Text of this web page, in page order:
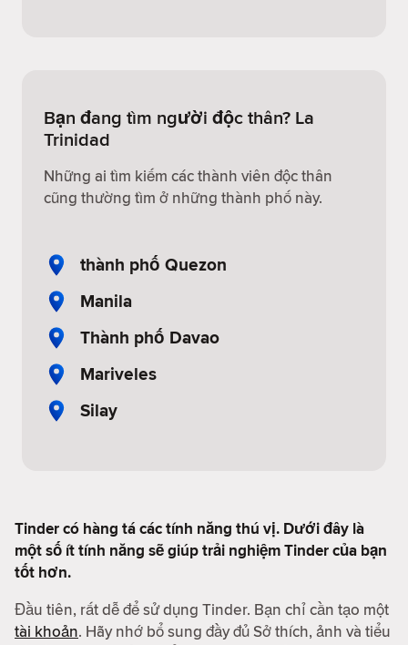
Bạn đang tìm người độc thân? La
Trinidad
Những ai tìm kiếm các thành viên độc thân
cũng thường tìm ở những thành phố này.
thành phố Quezon
Manila
Thành phố Davao
Mariveles
Silay
Tinder có hàng tá các tính năng thú vị. Dưới đây là
một số ít tính năng sẽ giúp trải nghiệm Tinder của bạn
tốt hơn.
Đầu tiên, rất dễ để sử dụng Tinder. Bạn chỉ cần tạo một
tài khoản. Hãy nhớ bổ sung đầy đủ Sở thích, ảnh và tiểu